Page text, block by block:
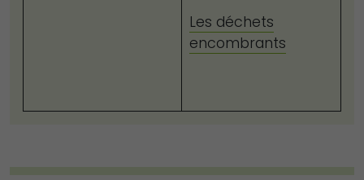
Les déchets
encombrants